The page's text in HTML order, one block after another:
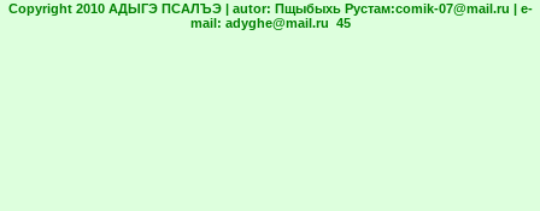
Copyright 2010 АДЫГЭ ПСАЛЪЭ | autor: Пщыбыхь Рустам:comik-07@mail.ru | e-
mail: adyghe@mail.ru 45